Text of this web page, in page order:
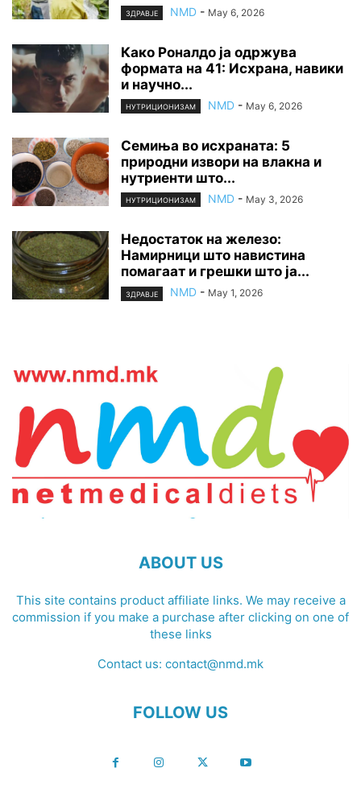
ЗДРАВЈЕ NMD - May 6, 2026
Како Роналдо ја одржува
формата на 41: Исхрана, навики
и научно...
НУТРИЦИОНИЗАМ NMD - May 6, 2026
Семиња во исхраната: 5
природни извори на влакна и
нутриенти што...
НУТРИЦИОНИЗАМ NMD - May 3, 2026
Недостаток на железо:
Намирници што навистина
помагаат и грешки што ја...
ЗДРАВЈЕ NMD - May 1, 2026
ABOUT US
This site contains product affiliate links. We may receive a
commission if you make a purchase after clicking on one of
these links
Contact us: contact@nmd.mk
FOLLOW US